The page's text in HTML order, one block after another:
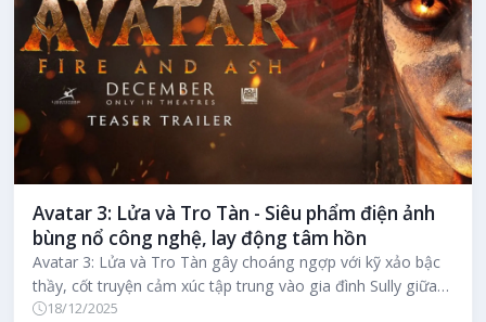
Avatar 3: Lửa và Tro Tàn - Siêu phẩm điện ảnh
bùng nổ công nghệ, lay động tâm hồn
Avatar 3: Lửa và Tro Tàn gây choáng ngợp với kỹ xảo bậc
thầy, cốt truyện cảm xúc tập trung vào gia đình Sully giữa
ngọn lửa chiến...
18/12/2025